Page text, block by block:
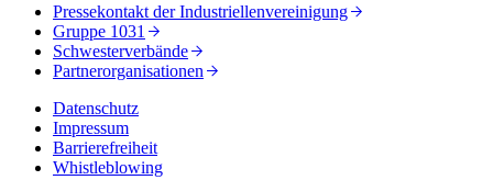
Pressekontakt der Industriellenvereinigung
Gruppe 1031
Schwesterverbände
Partnerorganisationen
Datenschutz
Impressum
Barrierefreiheit
Whistleblowing